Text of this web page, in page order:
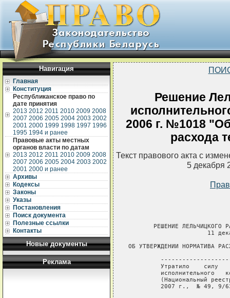
Навигация
Главная
Конституция
Республиканское право по
дате принятия
2013 2012 2011 2010 2009 2008
2007 2006 2005 2004 2003 2002
2001 2000 1999 1998 1997 1996
1995 1994 и ранее
Правовые акты местных
органов власти по датам
2013 2012 2011 2010 2009 2008
2007 2006 2005 2004 2003 2002
2001 2000 и ранее
Архивы
Кодексы
Законы
Указы
Постановления
Поиск документа
Полезные ссылки
Контакты
Новые документы
Реклама
Решение
2006 г. №1018
расхода
Текст правового акта с
5 декабря
РЕШЕНИЕ ЛЕЛЬЧИЦКОГО
11
ОБ УТВЕРЖДЕНИИ НОРМАТИВА
Утратило    силу
исполнительного
(Национальный
2007 г.,  № 49,